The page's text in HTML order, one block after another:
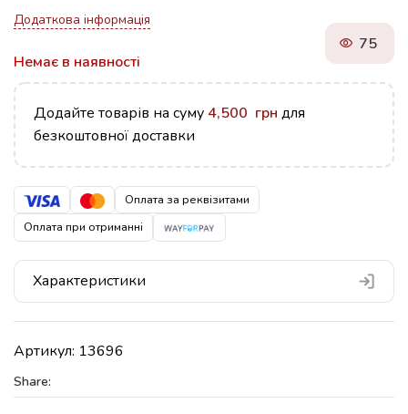
Додаткова інформація
Немає в наявності
75
Додайте товарів на суму 4,500 грн для
безкоштовної доставки
Оплата за реквізитами
Оплата при отриманні
Характеристики
Артикул: 13696
Share: